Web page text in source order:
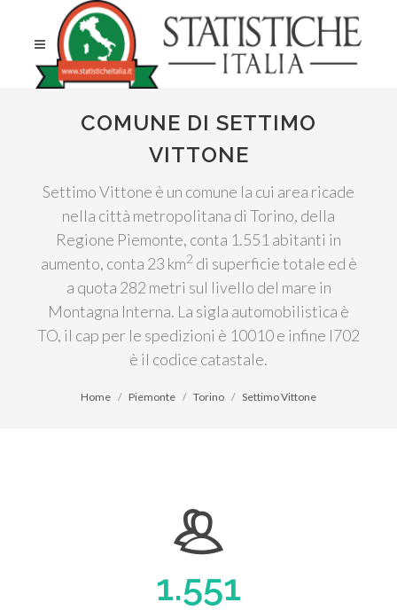
COMUNE DI SETTIMO
VITTONE
Settimo Vittone è un comune la cui area ricade
nella città metropolitana di Torino, della
Regione Piemonte, conta 1.551 abitanti in
aumento, conta 23 km2 di superficie totale ed è
a quota 282 metri sul livello del mare in
Montagna Interna. La sigla automobilistica è
TO, il cap per le spedizioni è 10010 e infine I702
è il codice catastale.
Home Piemonte Torino Settimo Vittone
1.551